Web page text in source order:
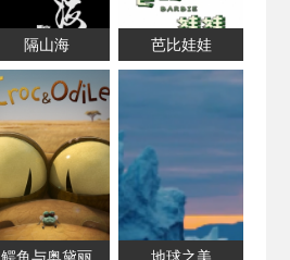
隔山海 芭比娃娃
鳄鱼与奥黛丽 地球之美